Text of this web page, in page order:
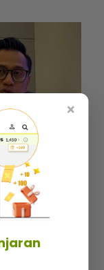
tahun,
Baba
×